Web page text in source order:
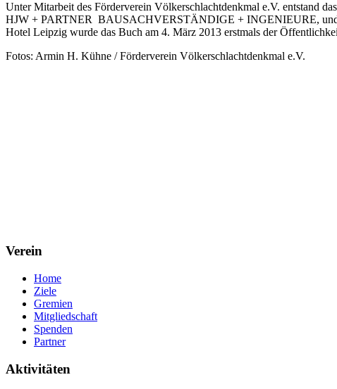
Unter Mitarbeit des Förderverein Völkerschlachtdenkmal e.V. entstand
HJW + PARTNER BAUSACHVERSTÄNDIGE + INGENIEURE, und
Hotel Leipzig wurde das Buch am 4. März 2013 erstmals der
Fotos: Armin H. Kühne / Förderverein Völkerschlachtdenkmal e.V.
Verein
Home
Ziele
Gremien
Mitgliedschaft
Spenden
Partner
Aktivitäten